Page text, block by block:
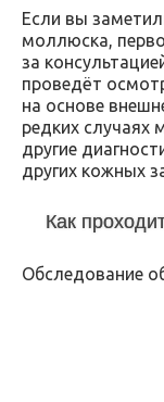
Если вы
моллюска,
за
проведёт
на основе
редких случаях
другие
других кожных
Как
Обследование